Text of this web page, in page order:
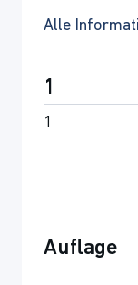
Alle
1
1
Auflage